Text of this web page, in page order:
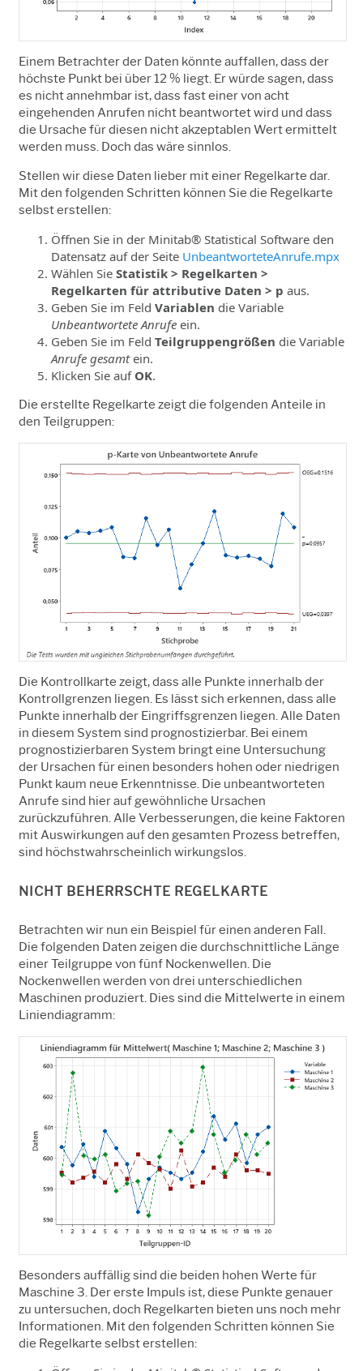
Einem Betrachter der Daten könnte auffallen, dass der
höchste Punkt bei über 12 % liegt. Er würde sagen, dass
es nicht annehmbar ist, dass fast einer von acht
eingehenden Anrufen nicht beantwortet wird und dass
die Ursache für diesen nicht akzeptablen Wert ermittelt
werden muss. Doch das wäre sinnlos.
Stellen wir diese Daten lieber mit einer Regelkarte dar.
Mit den folgenden Schritten können Sie die Regelkarte
selbst erstellen:
Öffnen Sie in der Minitab® Statistical Software den
Datensatz auf der Seite UnbeantworteteAnrufe.mpx
Wählen Sie Statistik > Regelkarten >
Regelkarten für attributive Daten > p aus.
Geben Sie im Feld Variablen die Variable
Unbeantwortete Anrufe ein.
Geben Sie im Feld Teilgruppengrößen die Variable
Anrufe gesamtein.
Klicken Sie auf OK.
Die erstellte Regelkarte zeigt die folgenden Anteile in
den Teilgruppen:
Die Kontrollkarte zeigt, dass alle Punkte innerhalb der
Kontrollgrenzen liegen. Es lässt sich erkennen, dass alle
Punkte innerhalb der Eingriffsgrenzen liegen. Alle Daten
in diesem System sind prognostizierbar. Bei einem
prognostizierbaren System bringt eine Untersuchung
der Ursachen für einen besonders hohen oder niedrigen
Punkt kaum neue Erkenntnisse. Die unbeantworteten
Anrufe sind hier auf gewöhnliche Ursachen
zurückzuführen. Alle Verbesserungen, die keine Faktoren
mit Auswirkungen auf den gesamten Prozess betreffen,
sind höchstwahrscheinlich wirkungslos.
NICHT BEHERRSCHTE REGELKARTE
Betrachten wir nun ein Beispiel für einen anderen Fall.
Die folgenden Daten zeigen die durchschnittliche Länge
einer Teilgruppe von fünf Nockenwellen. Die
Nockenwellen werden von drei unterschiedlichen
Maschinen produziert. Dies sind die Mittelwerte in einem
Liniendiagramm:
Besonders auffällig sind die beiden hohen Werte für
Maschine 3. Der erste Impuls ist, diese Punkte genauer
zu untersuchen, doch Regelkarten bieten uns noch mehr
Informationen. Mit den folgenden Schritten können Sie
die Regelkarte selbst erstellen: